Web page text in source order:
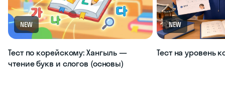
NEW
Тест по корейскому: Хангыль —
чтение букв и слогов (основы)
NEW
Тест на уровень